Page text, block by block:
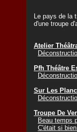
Le pays de la
d'une troupe
Atelier
Pfh Théâtre
Sur Les
Troupe De
Beau temps
C'était si